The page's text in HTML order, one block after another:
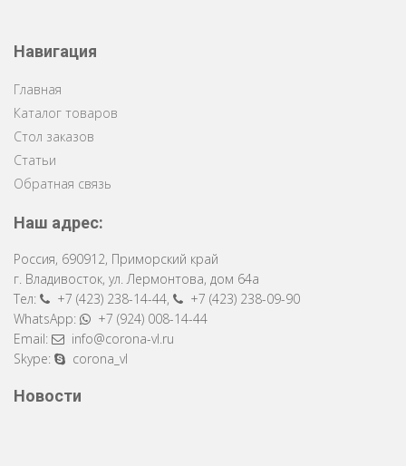
Навигация
Главная
Каталог товаров
Стол заказов
Статьи
Обратная связь
Наш адрес:
Россия, 690912, Приморский край
г. Владивосток, ул. Лермонтова, дом 64a
Тел:
+7 (423) 238-14-44,
+7 (423) 238-09-90
WhatsApp:
+7 (924) 008-14-44
Email:
info@corona-vl.ru
Skype:
corona_vl
Новости